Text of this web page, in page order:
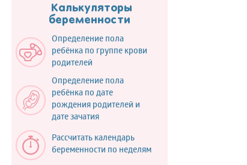
Калькуляторы
беременности
Определение пола
ребёнка по группе крови
родителей
Определение пола
ребёнка по дате
рождения родителей и
дате зачатия
Рассчитать календарь
беременности по неделям